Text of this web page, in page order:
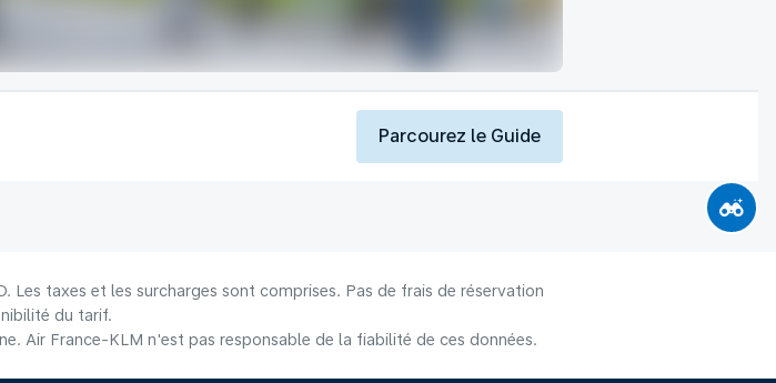
Parcourez le Guide
Les taxes et les surcharges sont comprises. Pas de frais de réservation
du tarif.
Air France-KLM n'est pas responsable de la fiabilité de ces données.